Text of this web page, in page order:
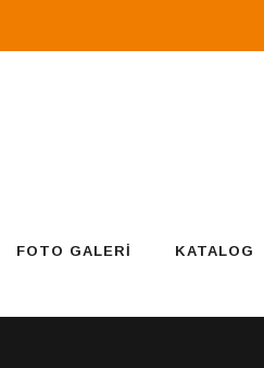
FOTO GALERI KATALOG